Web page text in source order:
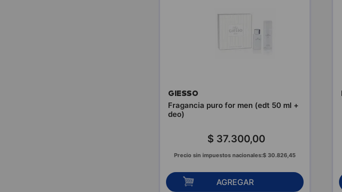
GIESSO
Fragancia puro for men (edt 50 ml +
deo)
$ 37.300,00
Precio sin impuestos nacionales:$ 30.826,45
AGREGAR